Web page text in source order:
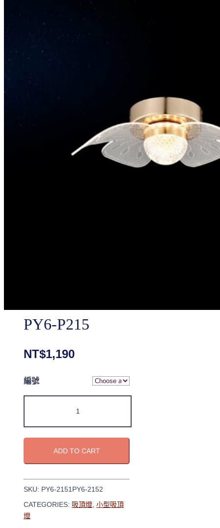
PY6-P215
NT$1,190
編號
ADD TO CART
SKU: PY6-2151PY6-2152
CATEGORIES: 吸頂燈 小型吸頂
燈